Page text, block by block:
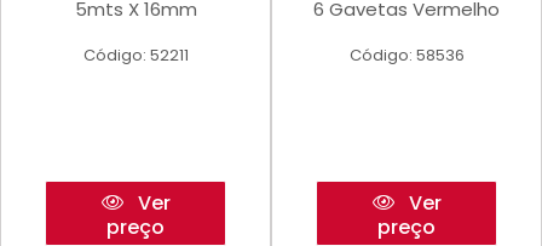
5mts X 16mm
Código: 52211
Ver
preço
6 Gavetas Vermelho
Código: 58536
Ver
preço